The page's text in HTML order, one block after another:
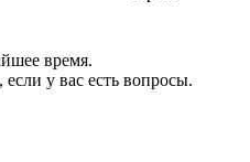
время.
у вас есть вопросы.